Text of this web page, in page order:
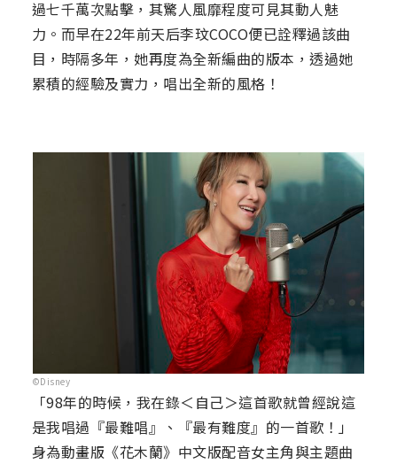
過七千萬次點擊，其驚人風靡程度可見其動人魅
力。而早在22年前天后李玟COCO便已詮釋過該曲
目，時隔多年，她再度為全新編曲的版本，透過她
累積的經驗及實力，唱出全新的風格！
©Disney
「98年的時候，我在錄＜自己＞這首歌就曾經說這
是我唱過『最難唱』、『最有難度』的一首歌！」
身為動畫版《花木蘭》中文版配音女主角與主題曲